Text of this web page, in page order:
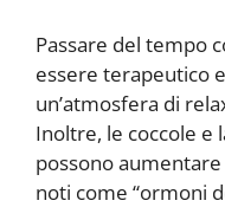
Passare del tempo
essere terapeutico
un’atmosfera di
Inoltre, le coccole e
possono
noti come “ormoni